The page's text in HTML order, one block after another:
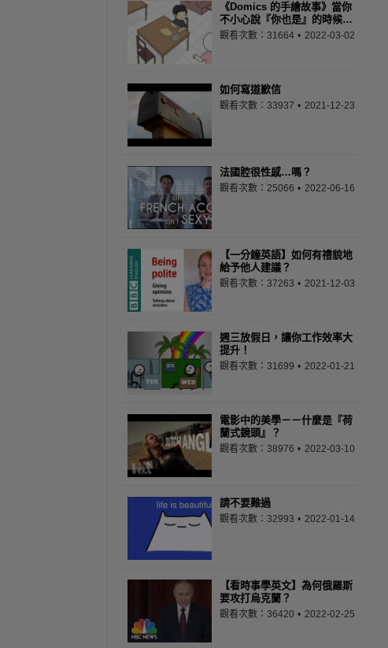
《Domics 的手繪故事》當你
不小心說『你也是』的時候…
觀看次數：31664 2022-03-02
如何寫道歉信
觀看次數：33937 2021-12-23
法國腔很性感…嗎？
觀看次數：25066 2022-06-16
【一分鐘英語】如何有禮貌地
給予他人建議？
觀看次數：37263 2021-12-03
週三放假日，讓你工作效率大
提升！
觀看次數：31699 2022-01-21
電影中的美學－－什麼是『荷
蘭式鏡頭』？
觀看次數：38976 2022-03-10
請不要難過
觀看次數：32993 2022-01-14
【看時事學英文】為何俄羅斯
要攻打烏克蘭？
觀看次數：36420 2022-02-25